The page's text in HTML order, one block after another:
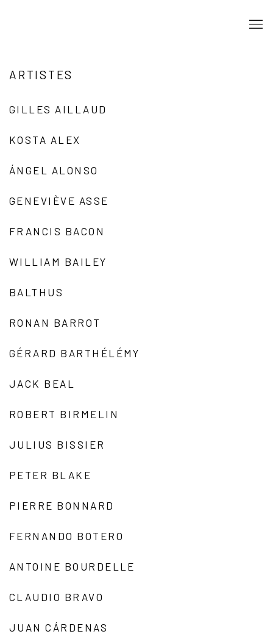
ARTISTES
GILLES AILLAUD
KOSTA ALEX
ÁNGEL ALONSO
GENEVIÈVE ASSE
FRANCIS BACON
WILLIAM BAILEY
BALTHUS
RONAN BARROT
GÉRARD BARTHÉLÉMY
JACK BEAL
ROBERT BIRMELIN
JULIUS BISSIER
PETER BLAKE
PIERRE BONNARD
FERNANDO BOTERO
ANTOINE BOURDELLE
CLAUDIO BRAVO
JUAN CÁRDENAS